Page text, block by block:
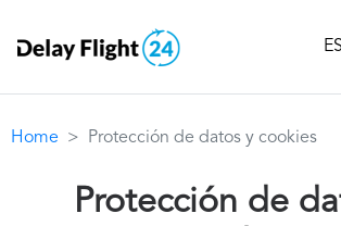
Home Protección de datos y cookies
Protección de